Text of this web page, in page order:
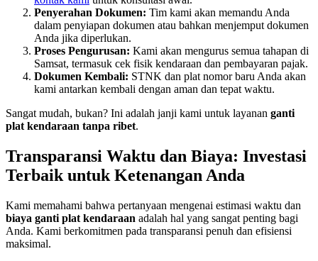
Penyerahan Dokumen: Tim kami akan memandu Anda
dalam penyiapan dokumen atau bahkan menjemput dokumen
Anda jika diperlukan.
Proses Pengurusan: Kami akan mengurus semua tahapan di
Samsat, termasuk cek fisik kendaraan dan pembayaran pajak.
Dokumen Kembali: STNK dan plat nomor baru Anda akan
kami antarkan kembali dengan aman dan tepat waktu.
Sangat mudah, bukan? Ini adalah janji kami untuk layanan ganti
plat kendaraan tanpa ribet.
Transparansi Waktu dan Biaya: Investasi
Terbaik untuk Ketenangan Anda
Kami memahami bahwa pertanyaan mengenai estimasi waktu dan
biaya ganti plat kendaraan adalah hal yang sangat penting bagi
Anda. Kami berkomitmen pada transparansi penuh dan efisiensi
maksimal.